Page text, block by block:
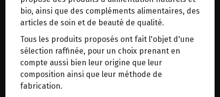
bio, ainsi que des compléments alimentaires, des
articles de soin et de beauté de qualité.
Tous les produits proposés ont fait l'objet d'une
sélection raffinée, pour un choix prenant en
compte aussi bien leur origine que leur
composition ainsi que leur méthode de
fabrication.
En choisissant un Point d’enlèvement ou un
distributeur bbox, vous permettez d’éviter des
trajets inutiles. En posant ce choix, vous
contribuez à la réduction des émissions de CO₂
de 30 % en moyenne. Et grâce au plus grand
réseau de distribution de Belgique, il y a
toujours une solution près de chez vous.
Venez chercher votre colis dans un point
FLOCONS EXTRA-FINS
INSTANTANES DE GRAND EPEAUTRE
HERTZKA STADTMUHLE 1KG
Origine : Allemagne.